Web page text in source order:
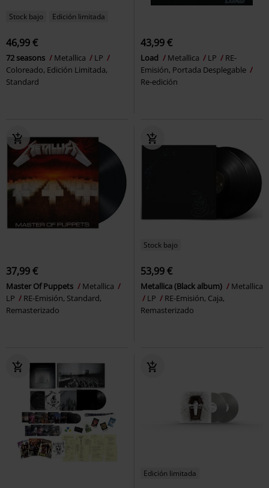
Stock bajo Edición limitada
46,99 €
72 seasons Metallica
LP
Coloreado, Edición Limitada,
Standard
43,99 €
Load Metallica LP
RE-
Emisión, Portada Desplegable
Re-edición
37,99 €
Master Of Puppets
Metallica
LP
RE-Emisión, Standard,
Remasterizado
Stock bajo
53,99 €
Metallica (Black album)
Metallica
LP
RE-Emisión, Caja,
Remasterizado
Edición limitada